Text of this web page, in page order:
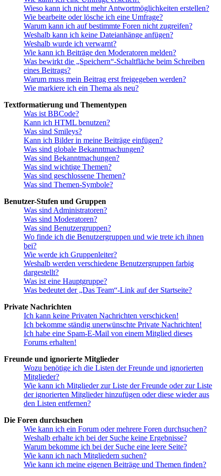
Wieso kann ich nicht mehr Antwortmöglichkeiten erstellen?
Wie bearbeite oder lösche ich eine Umfrage?
Warum kann ich auf bestimmte Foren nicht zugreifen?
Weshalb kann ich keine Dateianhänge anfügen?
Weshalb wurde ich verwarnt?
Wie kann ich Beiträge den Moderatoren melden?
Was bewirkt die „Speichern“-Schaltfläche beim Schreiben
eines Beitrags?
Warum muss mein Beitrag erst freigegeben werden?
Wie markiere ich ein Thema als neu?
Textformatierung und Thementypen
Was ist BBCode?
Kann ich HTML benutzen?
Was sind Smileys?
Kann ich Bilder in meine Beiträge einfügen?
Was sind globale Bekanntmachungen?
Was sind Bekanntmachungen?
Was sind wichtige Themen?
Was sind geschlossene Themen?
Was sind Themen-Symbole?
Benutzer-Stufen und Gruppen
Was sind Administratoren?
Was sind Moderatoren?
Was sind Benutzergruppen?
Wo finde ich die Benutzergruppen und wie trete ich ihnen
bei?
Wie werde ich Gruppenleiter?
Weshalb werden verschiedene Benutzergruppen farbig
dargestellt?
Was ist eine Hauptgruppe?
Was bedeutet der „Das Team“-Link auf der Startseite?
Private Nachrichten
Ich kann keine Privaten Nachrichten verschicken!
Ich bekomme ständig unerwünschte Private Nachrichten!
Ich habe eine Spam-E-Mail von einem Mitglied dieses
Forums erhalten!
Freunde und ignorierte Mitglieder
Wozu benötige ich die Listen der Freunde und ignorierten
Mitglieder?
Wie kann ich Mitglieder zur Liste der Freunde oder zur Liste
der ignorierten Mitglieder hinzufügen oder diese wieder aus
den Listen entfernen?
Die Foren durchsuchen
Wie kann ich ein Forum oder mehrere Foren durchsuchen?
Weshalb erhalte ich bei der Suche keine Ergebnisse?
Warum bekomme ich bei der Suche eine leere Seite?
Wie kann ich nach Mitgliedern suchen?
Wie kann ich meine eigenen Beiträge und Themen finden?